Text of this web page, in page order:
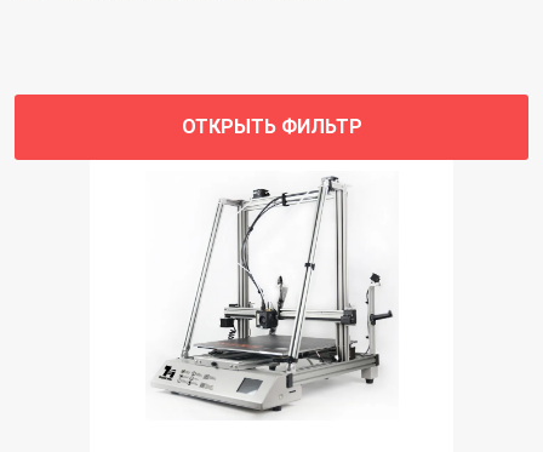
ОТКРЫТЬ ФИЛЬТР